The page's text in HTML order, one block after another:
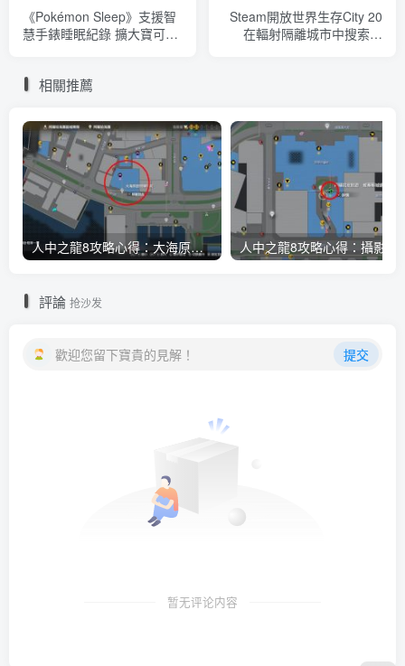
《Pokémon Sleep》支援智
慧手錶睡眠紀錄 擴大寶可夢
Steam開放世界生存City 20
在輻射隔離城市中搜索資
相關推薦
人中之龍8攻略心得：大海原證照學校21張證照必勝法 全考題200題答案整理
評論 抢沙发
歡迎您留下寶貴的見解！ 提交
暂无评论内容